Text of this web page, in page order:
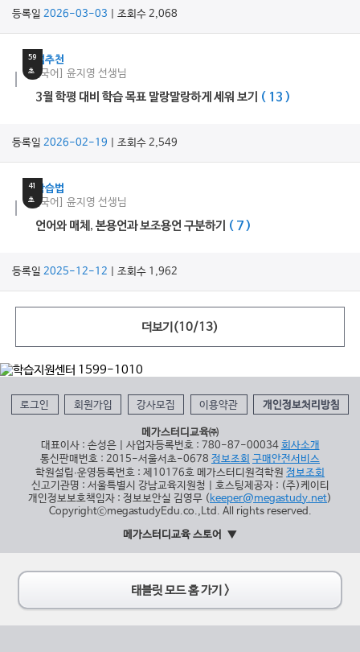
등록일 2026-03-03 | 조회수 2,068
59
초
쌤추천
[국어] 윤지영 선생님
3월 학평 대비 학습 목표 말랑말랑하게 세워 보기 ( 13 )
등록일 2026-02-19 | 조회수 2,549
41
초
학습법
[국어] 윤지영 선생님
언어와 매체, 본용언과 보조용언 구분하기 ( 7 )
등록일 2025-12-12 | 조회수 1,962
더보기(10/13)
로그인 회원가입 강사모집 이용약관 개인정보처리방침
메가스터디교육㈜
대표이사 : 손성은 | 사업자등록번호 : 780-87-00034 회사소개
통신판매번호 : 2015-서울서초-0678 정보조회 구매안전서비스
학원설립∙운영등록번호 : 제10176호 메가스터디원격학원 정보조회
신고기관명 : 서울특별시 강남교육지원청 | 호스팅제공자 : (주)케이티
개인정보보호책임자 : 정보보안실 김영무 ( keeper@megastudy.net)
CopyrightⓒmegastudyEdu.co.,Ltd. All rights reserved.
메가스터디교육 스토어
태블릿 모드 홈 가기 >